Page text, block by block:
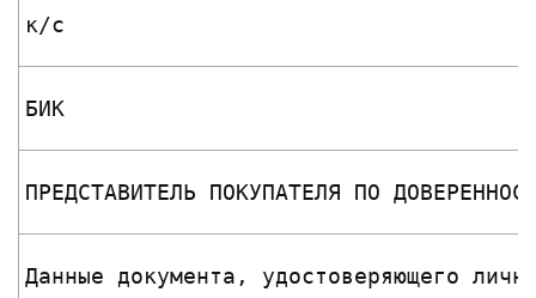
к/с
БИК
ПРЕДСТАВИТЕЛЬ ПОКУПАТЕЛЯ ПО
Данные документа, удостоверяющего